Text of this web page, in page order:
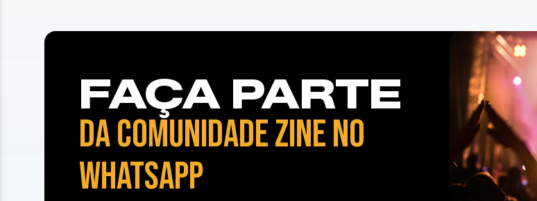
FAÇA PARTE
DA COMUNIDADE ZINE NO
WHATSAPP